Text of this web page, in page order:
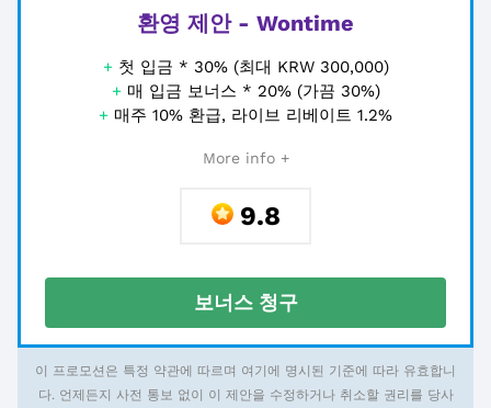
환영 제안 - Wontime
+ 첫 입금 * 30% (최대 KRW 300,000)
+ 매 입금 보너스 * 20% (가끔 30%)
+ 매주 10% 환급, 라이브 리베이트 1.2%
More info +
9.8
보너스 청구
이 프로모션은 특정 약관에 따르며 여기에 명시된 기준에 따라 유효합니
다. 언제든지 사전 통보 없이 이 제안을 수정하거나 취소할 권리를 당사